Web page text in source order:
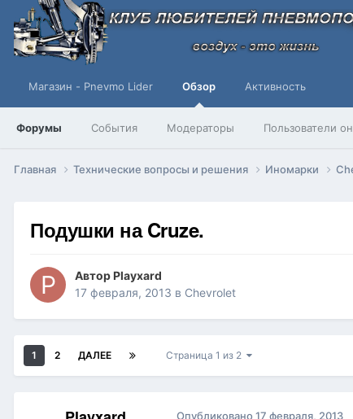
Магазин - Pnevmo Lider Обзор
Форумы События Модераторы Пользователи
Активность
Главная Технические вопросы и решения Иномарки
Подушки на Cruze.
АвторPlayxard
17 февраля, 2013 в Chevrolet
1 2 ДАЛЕЕ Страница 1 из 2
Опубликовано17 февраля, 2013